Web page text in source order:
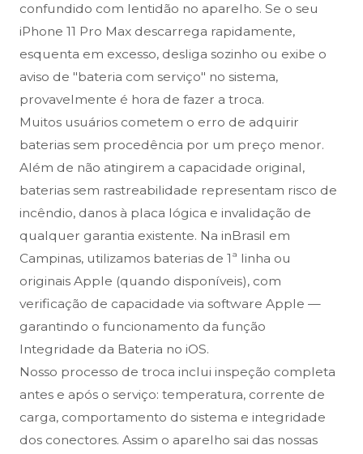
confundido com lentidão no aparelho. Se o seu
iPhone 11 Pro Max descarrega rapidamente,
esquenta em excesso, desliga sozinho ou exibe o
aviso de "bateria com serviço" no sistema,
provavelmente é hora de fazer a troca.
Muitos usuários cometem o erro de adquirir
baterias sem procedência por um preço menor.
Além de não atingirem a capacidade original,
baterias sem rastreabilidade representam risco de
incêndio, danos à placa lógica e invalidação de
qualquer garantia existente. Na inBrasil em
Campinas, utilizamos baterias de 1ª linha ou
originais Apple (quando disponíveis), com
verificação de capacidade via software Apple —
garantindo o funcionamento da função
Integridade da Bateria no iOS.
Nosso processo de troca inclui inspeção completa
antes e após o serviço: temperatura, corrente de
carga, comportamento do sistema e integridade
dos conectores. Assim o aparelho sai das nossas